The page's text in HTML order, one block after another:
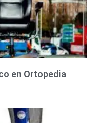
en Ortopedia